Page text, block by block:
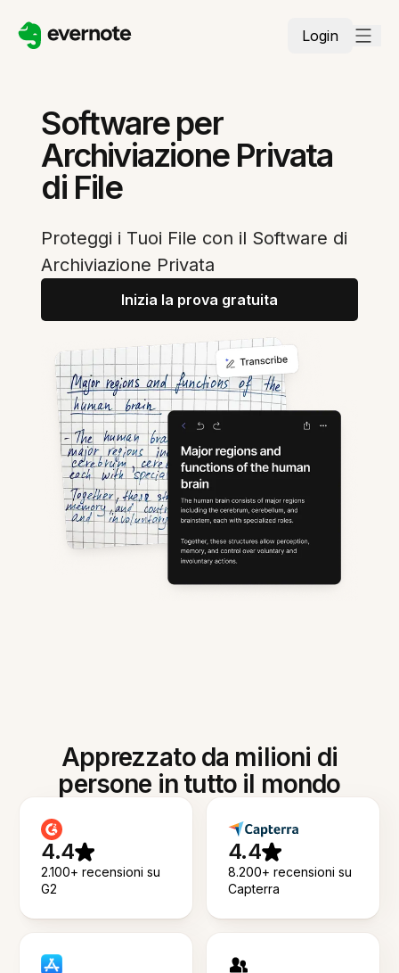
Login
Software per
Archiviazione Privata
di File
Proteggi i Tuoi File con il Software di
Archiviazione Privata
Inizia la prova gratuita
Apprezzato da milioni di
persone in tutto il mondo
4.4
2.100+ recensioni su
G2
4.4
8.200+ recensioni su
Capterra